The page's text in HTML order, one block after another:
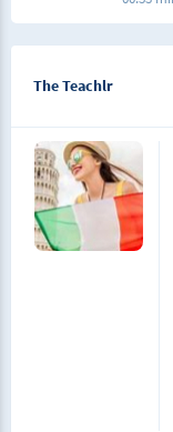
The Teachlr